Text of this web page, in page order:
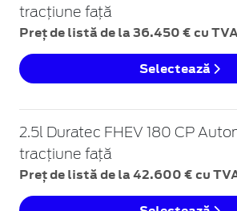
tracțiune față
Preț de listă de la 36.450 € cu
Selectează
2.5l Duratec FHEV 180 CP
tracțiune față
Preț de listă de la 42.600 € cu